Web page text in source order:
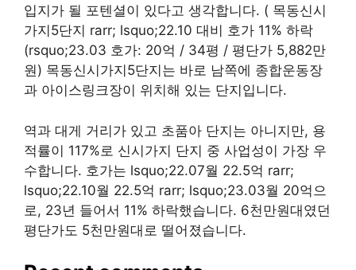
입지가 될 포텐셜이 있다고 생각합니다. ( 목동신시
가지5단지 rarr; lsquo;22.10 대비 호가 11% 하락
(rsquo;23.03 호가: 20억 / 34평 / 평단가 5,882만
원) 목동신시가지5단지는 바로 남쪽에 종합운동장
과 아이스링크장이 위치해 있는 단지입니다.
역과 대게 거리가 있고 초품아 단지는 아니지만, 용
적률이 117%로 신시가지 단지 중 사업성이 가장 우
수합니다. 호가는 lsquo;22.07월 22.5억 rarr;
lsquo;22.10월 22.5억 rarr; lsquo;23.03월 20억으
로, 23년 들어서 11% 하락했습니다. 6천만원대였던
평단가도 5천만원대로 떨어졌습니다.